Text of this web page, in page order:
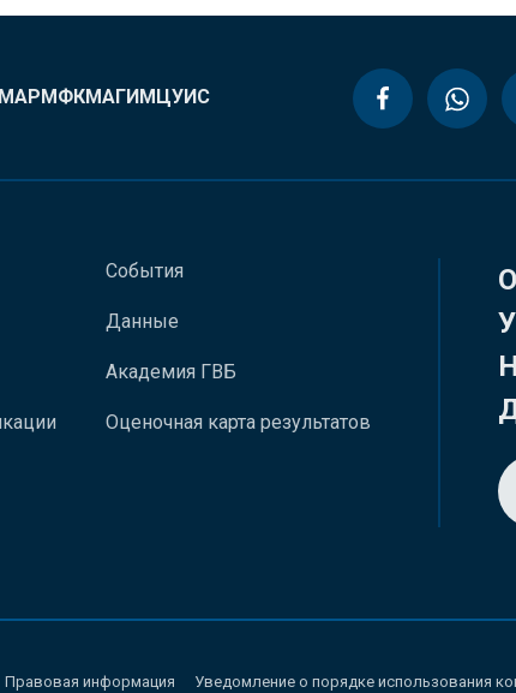
МАРМФКМАГИМЦУИС
События
Данные
Академия ГВБ
Оценочная карта результатов
Правовая информация Уведомление о порядке использования